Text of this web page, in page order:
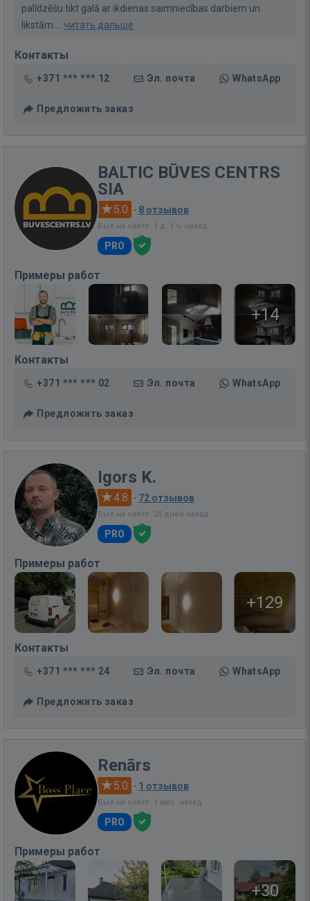
palīdzēšu tikt galā ar ikdienas saimniecības darbiem un
likstām.... читать дальше
Контакты
+371 *** *** 12 Эл. почта WhatsApp
Предложить заказ
BALTIC BŪVES CENTRS
SIA
5.0 · 8 отзывов
Был на сайте: 1 д. 1 ч. назад
PRO
Примеры работ
+14
Контакты
+371 *** *** 02 Эл. почта WhatsApp
Предложить заказ
Igors K.
4.8 · 72 отзывов
Был на сайте: 25 дней назад
PRO
Примеры работ
+129
Контакты
+371 *** *** 24 Эл. почта WhatsApp
Предложить заказ
Renārs
5.0 · 1 отзывов
Был на сайте: 1 мес. назад
PRO
Примеры работ
+30